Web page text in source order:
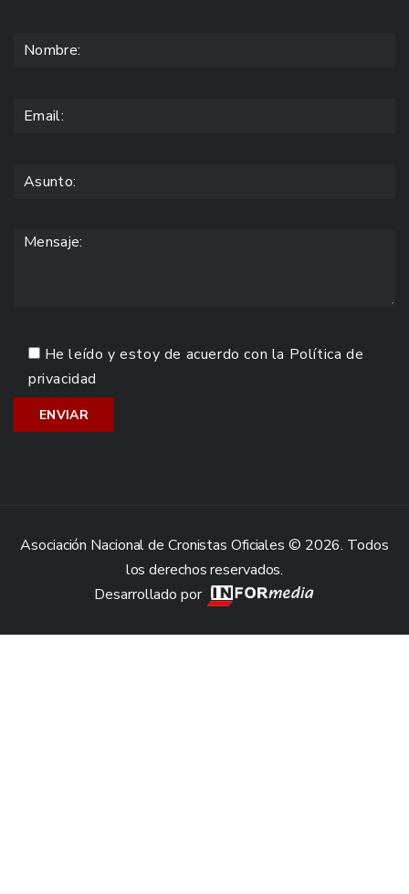
He leído y estoy de acuerdo con la Política de
privacidad
Asociación Nacional de Cronistas Oficiales © 2026. Todos
los derechos reservados.
Desarrollado por